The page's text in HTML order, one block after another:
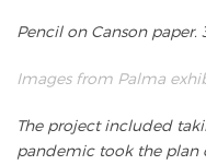
Pencil on Canson paper.
Images from Palma
The project included
pandemic took the plan